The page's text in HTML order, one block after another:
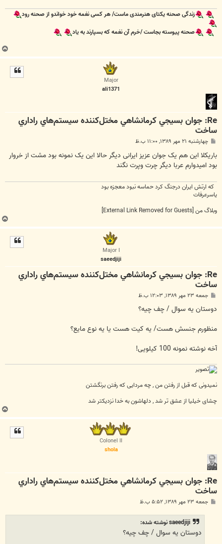
زندگی صحنه یکتای هنرمندی ماست/ هر کسی نغمه خود خواندو از صحنه رود
صحنه پیوسته بجاست /خرم آن نغمه که بسپارند به یاد
Major
ali1371
Re: جوان بسيجي كرمانشاهي مختل‌كننده سيستم‌هاي راداري
ساخت
س
ت
چهارشنبه ۲۱ مهر ۱۳۸۹, ۱۱:۰۰ ب.ظ
باریکلا این هم یک جوان عزیز ایرانی دیگر حالا این یک نمونه بود مشت از خروار
بود امیدوارم عربا دیگر چرت وپرت نگند
که ارتش ایران درجنگ کرد حماسه نبود معجزه بود
یاسرعرفات
وبلاگ من [External Link Removed for Guests]
Major I
saeedjiji
Re: جوان بسيجي كرمانشاهي مختل‌كننده سيستم‌هاي راداري
ساخت
ت
جمعه ۲۳ مهر ۱۳۸۹, ۱۲:۰۳ ب.ظ
دوستان یه سوال / چف چیه؟
منظورم جنسش هست/ یه کیت هست یا یه نوع مایع؟
آخه نوشته نمونه 100 کیلویی!
نمیدونی که قبل از رفتن من , چه مردایی که رفتن برنگشتن
چشای خیلیا از عشق تر شد , دلهاشون به خدا نزدیکتر شد
Colonel II
shola
Re: جوان بسيجي كرمانشاهي مختل‌كننده سيستم‌هاي راداري
ساخت
جمعه ۲۳ مهر ۱۳۸۹, ۵:۵۲ ب.ظ
saeedjiji نوشته شده:
دوستان یه سوال / چف چیه؟